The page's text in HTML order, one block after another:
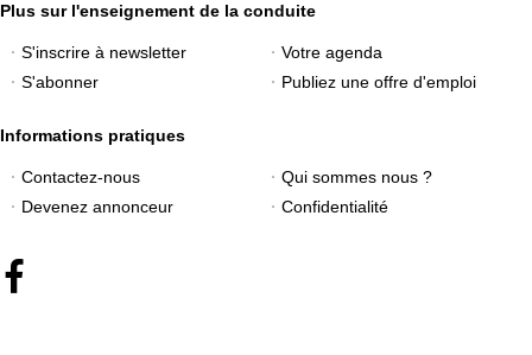
Plus sur l'enseignement de la conduite
S'inscrire à newsletter
Votre agenda
S'abonner
Publiez une offre d'emploi
Informations pratiques
Contactez-nous
Qui sommes nous ?
Devenez annonceur
Confidentialité